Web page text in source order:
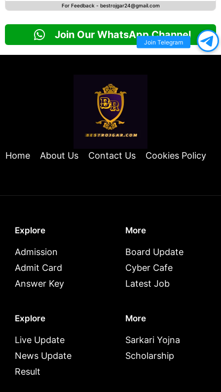
For Feedback - bestrojgar24@gmail.com
Join Our WhatsApp Channel
Home About Us Contact Us Cookies Policy
Explore
Admission
Admit Card
Answer Key
More
Board Update
Cyber Cafe
Latest Job
Explore
Live Update
News Update
Result
More
Sarkari Yojna
Scholarship
Join Telegram